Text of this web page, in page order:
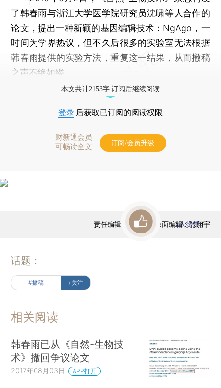
了韩春雨与浙江大学医学院研究员沈啸等人合作的
论文，提出一种新颖的基因编辑技术：NgAgo，一
时间为学界热议，但不久后很多的实验室无法根据
韩春雨提供的实验方法，重复这一结果，从而撤稿
之声不绝如缕。
本文共计2153字 订阅后继续阅读
登录 后获取已订阅的阅读权限
财新通会员
可畅读全文
订阅/会员升级
责任编辑：于达维 | 版面编辑：张翔宇
2人赞赏
话题：
#撤稿 +关注
相关阅读
韩春雨已从《自然-生物技
术》撤回争议论文
2017年08月03日 APP打开